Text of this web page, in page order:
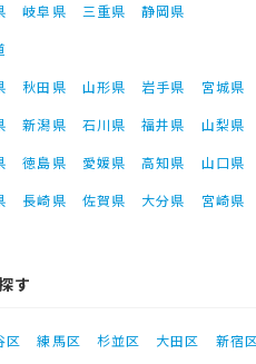
岐阜県 三重県
静岡県
秋田県 山形県 岩手県 宮城県
新潟県 石川県 福井県 山梨県
徳島県 愛媛県 高知県 山口県
長崎県 佐賀県 大分県 宮崎県
す
区 練馬区 杉並区 大田区 新宿